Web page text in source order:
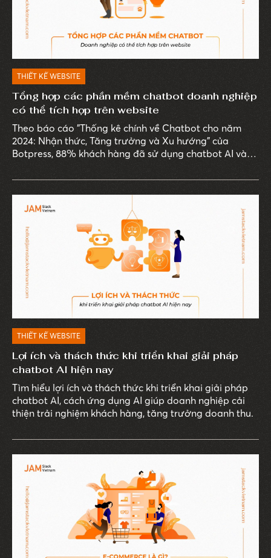
THIẾT KẾ WEBSITE
Tổng hợp các phần mềm chatbot doanh nghiệp
có thể tích hợp trên website
Theo báo cáo "Thống kê chính về Chatbot cho năm
2024: Nhận thức, Tăng trưởng và Xu hướng" của
Botpress, 88% khách hàng đã sử dụng chatbot AI vào
chatbot hơn là chờ đợi một đại diện dịch vụ khách
hàng. Tuy nhiên, nhiều doanh nghiệp vẫn gặp khó khăn
trong việc chọn lựa phần mềm chatbot doanh nghiệp
phù hợp với ngành nghề và nhu cầu cụ thể.
THIẾT KẾ WEBSITE
Lợi ích và thách thức khi triển khai giải pháp
chatbot AI hiện nay
Tìm hiểu lợi ích và thách thức khi triển khai giải pháp
chatbot AI, cách ứng dụng AI giúp doanh nghiệp cải
thiện trải nghiệm khách hàng, tăng trưởng doanh thu.